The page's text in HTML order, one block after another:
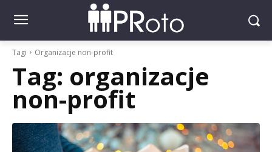
Tagi Organizacje non-profit
Tag: organizacje
non-profit